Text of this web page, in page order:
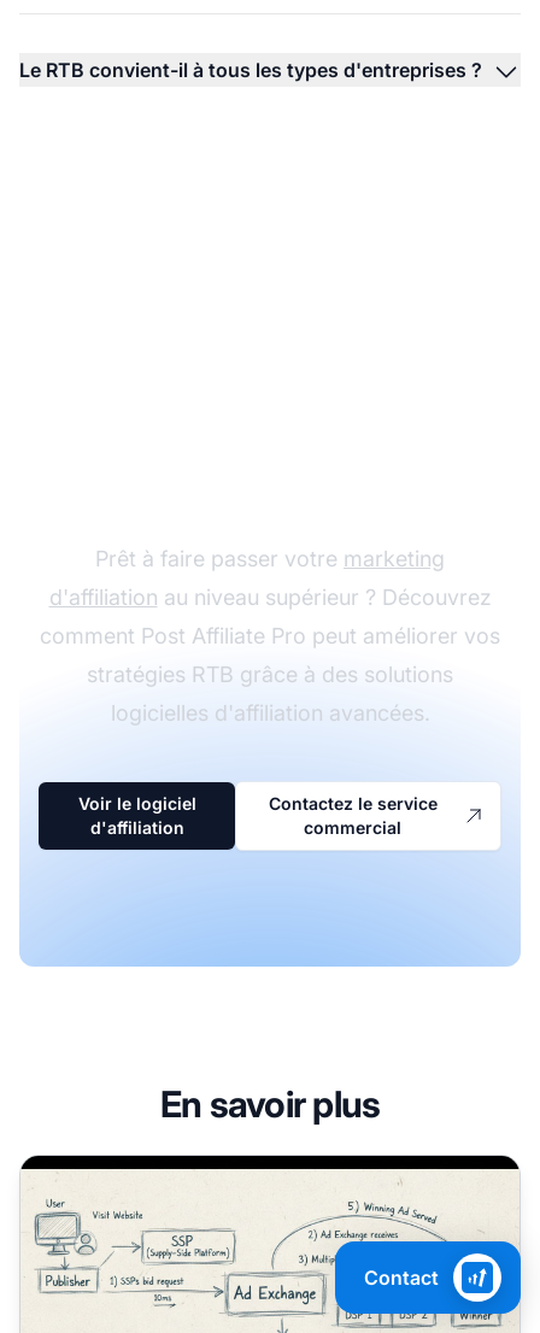
Le RTB convient-il à tous les types d'entreprises ?
Prêt à faire passer votre marketing
d'affiliation au niveau supérieur ? Découvrez
comment Post Affiliate Pro peut améliorer vos
stratégies RTB grâce à des solutions
logicielles d'affiliation avancées.
Voir le logiciel
d'affiliation
Contactez le service
commercial
En savoir plus
Pourquoi les enchères en temps réel sont-elles
Contact